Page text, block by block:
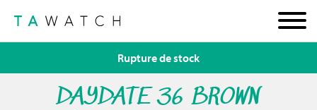
DAYDATE 36 BROWN
Rupture de stock